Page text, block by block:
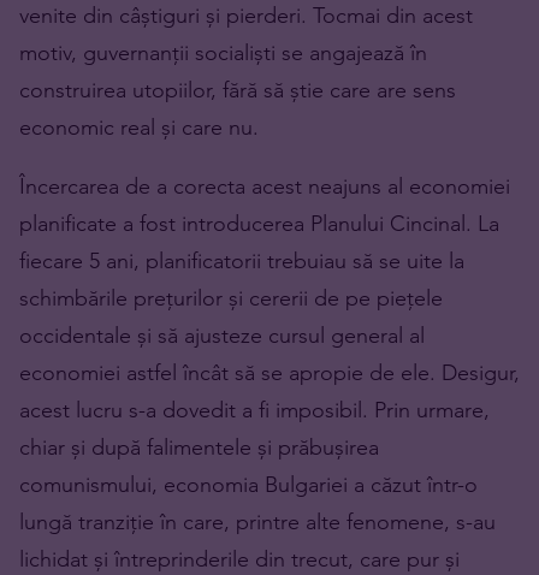
venite din câștiguri și pierderi. Tocmai din acest
motiv, guvernanții socialiști se angajează în
construirea utopiilor, fără să știe care are sens
economic real și care nu.
Încercarea de a corecta acest neajuns al economiei
planificate a fost introducerea Planului Cincinal. La
fiecare 5 ani, planificatorii trebuiau să se uite la
schimbările prețurilor și cererii de pe piețele
occidentale și să ajusteze cursul general al
economiei astfel încât să se apropie de ele. Desigur,
acest lucru s-a dovedit a fi imposibil. Prin urmare,
chiar și după falimentele și prăbușirea
comunismului, economia Bulgariei a căzut într-o
lungă tranziție în care, printre alte fenomene, s-au
lichidat și întreprinderile din trecut, care pur și